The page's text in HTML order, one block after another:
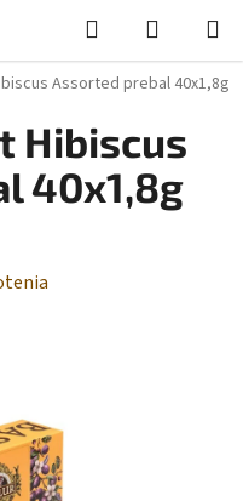
Hľadať
KOŠÍK
Assorted prebal 40x1,8g
Hibiscus
40x1,8g